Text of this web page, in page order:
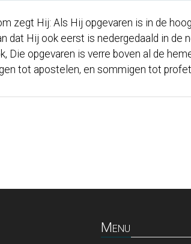
zegt Hij: Als Hij opgevaren is in de
dat Hij ook eerst is nedergedaald in de
Die opgevaren is verre boven al de
tot apostelen, en sommigen tot
Menu